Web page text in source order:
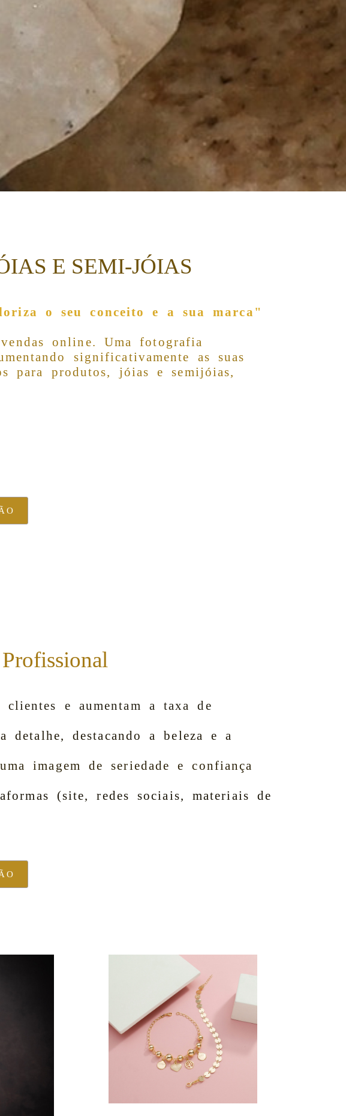
E SEMI-JÓIAS
o seu conceito e a sua marca"
online. Uma fotografia
significativamente as suas
para produtos, jóias e semijóias,
clientes e aumentam a taxa de
detalhe, destacando a beleza e a
imagem de seriedade e confiança
(site, redes sociais, materiais de